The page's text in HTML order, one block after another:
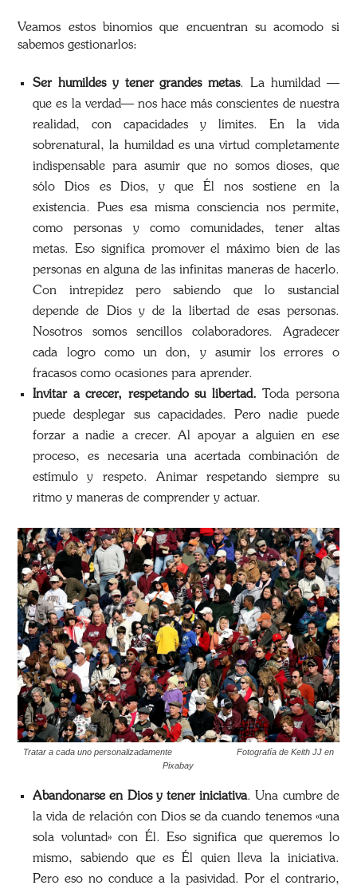
Veamos estos binomios que encuentran su acomodo si
sabemos gestionarlos:
Ser humildes y tener grandes metas. La humildad —
que es la verdad— nos hace más conscientes de nuestra
realidad, con capacidades y límites. En la vida
sobrenatural, la humildad es una virtud completamente
indispensable para asumir que no somos dioses, que
sólo Dios es Dios, y que Él nos sostiene en la
existencia. Pues esa misma consciencia nos permite,
como personas y como comunidades, tener altas
metas. Eso significa promover el máximo bien de las
personas en alguna de las infinitas maneras de hacerlo.
Con intrepidez pero sabiendo que lo sustancial
depende de Dios y de la libertad de esas personas.
Nosotros somos sencillos colaboradores. Agradecer
cada logro como un don, y asumir los errores o
fracasos como ocasiones para aprender.
Invitar a crecer, respetando su libertad. Toda persona
puede desplegar sus capacidades. Pero nadie puede
forzar a nadie a crecer. Al apoyar a alguien en ese
proceso, es necesaria una acertada combinación de
estímulo y respeto. Animar respetando siempre su
ritmo y maneras de comprender y actuar.
Tratar a cada uno personalizadamente Fotografía de Keith JJ en
Pixabay
Abandonarse en Dios y tener iniciativa. Una cumbre de
la vida de relación con Dios se da cuando tenemos «una
sola voluntad» con Él. Eso significa que queremos lo
mismo, sabiendo que es Él quien lleva la iniciativa.
Pero eso no conduce a la pasividad. Por el contrario,